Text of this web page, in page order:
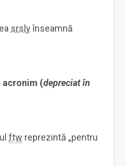
srslyînseamnă
acronim (depreciat în
ftw reprezintă „pentru